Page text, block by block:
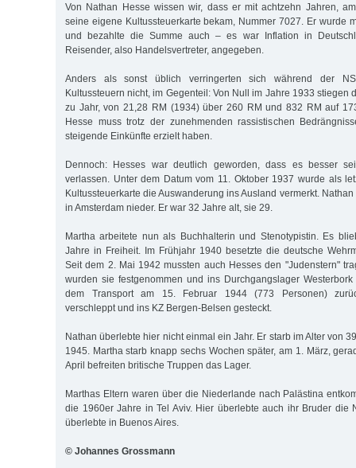
Von Nathan Hesse wissen wir, dass er mit achtzehn Jahren,
seine eigene Kultussteuerkarte bekam, Nummer 7027. Er wurde
und bezahlte die Summe auch – es war Inflation in
Reisender, also Handelsvertreter, angegeben.
Anders als sonst üblich verringerten sich während der
Kultussteuern nicht, im Gegenteil: Von Null im Jahre 1933 stiegen
zu Jahr, von 21,28 RM (1934) über 260 RM und 832 RM auf
Hesse muss trotz der zunehmenden rassistischen
steigende Einkünfte erzielt haben.
Dennoch: Hesses war deutlich geworden, dass es besser
verlassen. Unter dem Datum vom 11. Oktober 1937 wurde als
Kultussteuerkarte die Auswanderung ins Ausland vermerkt.
in Amsterdam nieder. Er war 32 Jahre alt, sie 29.
Martha arbeitete nun als Buchhalterin und Stenotypistin. Es
Jahre in Freiheit. Im Frühjahr 1940 besetzte die deutsche
Seit dem 2. Mai 1942 mussten auch Hesses den "Judenstern"
wurden sie festgenommen und ins Durchgangslager
dem Transport am 15. Februar 1944 (773 Personen)
verschleppt und ins KZ Ber­gen-Belsen gesteckt.
Nathan überlebte hier nicht einmal ein Jahr. Er starb im Alter von
1945. Martha starb knapp sechs Wochen später, am 1. März,
April befreiten britische Truppen das Lager.
Marthas Eltern waren über die Niederlande nach Palästina
die 1960er Jahre in Tel Aviv. Hier überlebte auch ihr Bruder die
überlebte in Buenos Aires.
© Johannes Grossmann